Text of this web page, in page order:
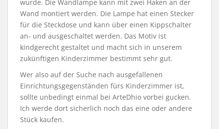
wurde. Die Wandlampe kann mit zwei Haken an der
Wand montiert werden. Die Lampe hat einen Stecker
für die Steckdose und kann über einen Kippschalter
an- und ausgeschaltet werden. Das Motiv ist
kindgerecht gestaltet und macht sich in unserem
zukünftigen Kinderzimmer bestimmt sehr gut.
Wer also auf der Suche nach ausgefallenen
Einrichtungsgegenständen fürs Kinderzimmer ist,
sollte unbedingt einmal bei ArteDhio vorbei gucken.
Ich werde dort sicherlich noch das eine oder andere
Stück kaufen.